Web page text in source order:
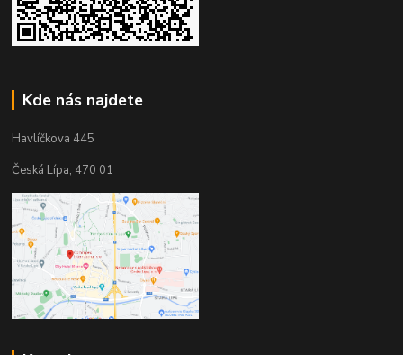
Kde nás najdete
Havlíčkova 445
Česká Lípa, 470 01